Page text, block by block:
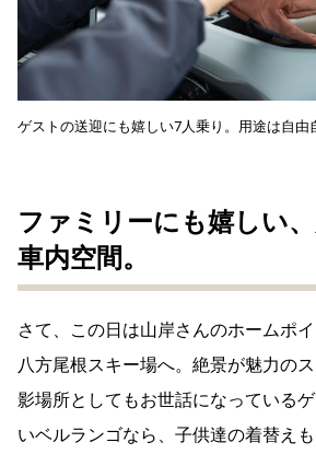
ゲストの送迎にも嬉しい7人乗り。用途は自由
ファミリーにも嬉しい
車内空間。
さて、この日は山岸さんのホームポ
八方尾根スキー場へ。絶景が魅力の
影場所としてもお世話になっている
いベルランゴなら、子供達の着替え